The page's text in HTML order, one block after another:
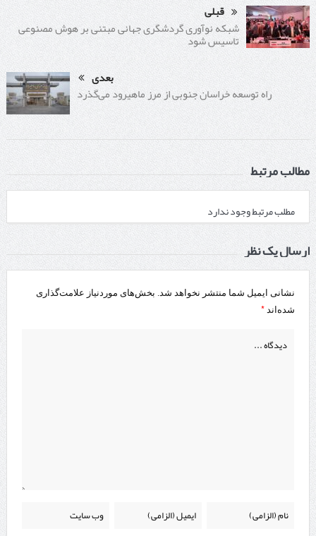
قبلی
شبکه نوآوری گردشگری جهانی مبتنی بر هوش مصنوعی
تاسیس شود
بعدی
راه توسعه خراسان جنوبی از مرز ماهیرود می‌گذرد
مطالب مرتبط
مطلب مرتبط وجود ندارد
ارسال یک نظر
نشانی ایمیل شما منتشر نخواهد شد. بخش‌های موردنیاز علامت‌گذاری
شده‌اند *